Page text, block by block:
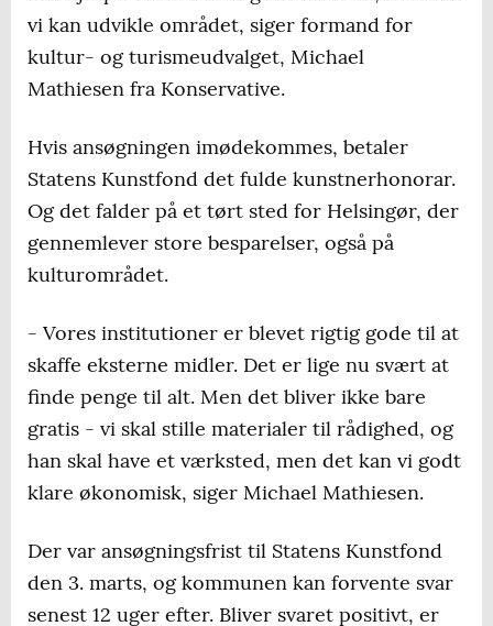
vi kan udvikle området, siger formand for
kultur- og turismeudvalget, Michael
Mathiesen fra Konservative.
Hvis ansøgningen imødekommes, betaler
Statens Kunstfond det fulde kunstnerhonorar.
Og det falder på et tørt sted for Helsingør, der
gennemlever store besparelser, også på
kulturområdet.
- Vores institutioner er blevet rigtig gode til at
skaffe eksterne midler. Det er lige nu svært at
finde penge til alt. Men det bliver ikke bare
gratis - vi skal stille materialer til rådighed, og
han skal have et værksted, men det kan vi godt
klare økonomisk, siger Michael Mathiesen.
Der var ansøgningsfrist til Statens Kunstfond
den 3. marts, og kommunen kan forvente svar
senest 12 uger efter. Bliver svaret positivt, er